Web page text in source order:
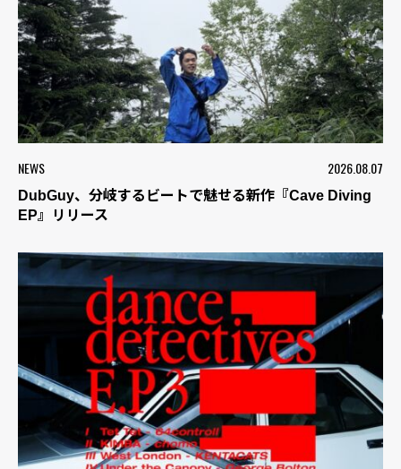
NEWS 2026.08.07
DubGuy、分岐するビートで魅せる新作『Cave Diving
EP』リリース